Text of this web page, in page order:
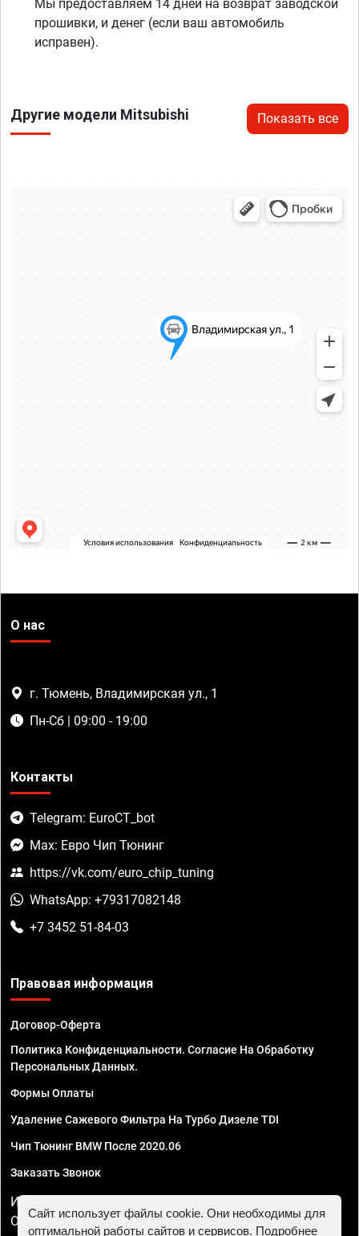
Мы предоставляем 14 дней на возврат заводской
прошивки, и денег (если ваш автомобиль
исправен).
Другие модели Mitsubishi Показать все
О нас
г. Тюмень, Владимирская ул., 1
Пн-Сб | 09:00 - 19:00
Контакты
Telegram: EuroCT_bot
Max: Евро Чип Тюнинг
https://vk.com/euro_chip_tuning
WhatsApp: +79317082148
+7 3452 51-84-03
Правовая информация
Договор-Оферта
Политика Конфиденциальности. Согласие На Обработку
Персональных Данных.
Формы Оплаты
Удаление Сажевого Фильтра На Турбо Дизеле TDI
Чип Тюнинг BMW После 2020.06
Заказать Звонок
ИП Смирнов Георгий Павлович. ИНН 781302555843,
ОГРНИП 324470400032610
Сайт использует файлы cookie. Они необходимы для
оптимальной работы сайтов и сервисов. Подробнее